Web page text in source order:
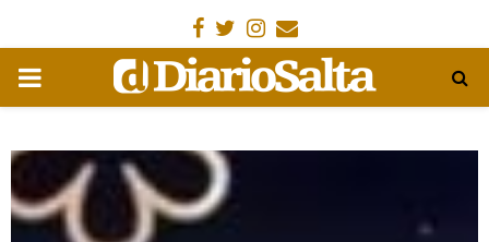
Facebook
Gorjeo
Instagram
Email
MENÚ